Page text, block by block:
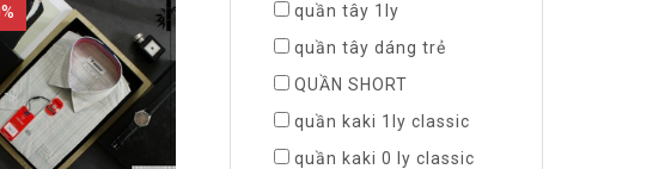
quần tây 1ly
quần tây dáng trẻ
QUẦN SHORT
quần kaki 1ly classic
quần kaki 0 ly classic